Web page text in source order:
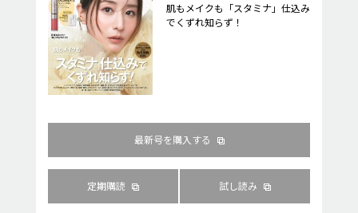
肌もメイクも「スタミナ」仕込み
でくずれ知らず！
最新号を購入する
定期購読 試し読み